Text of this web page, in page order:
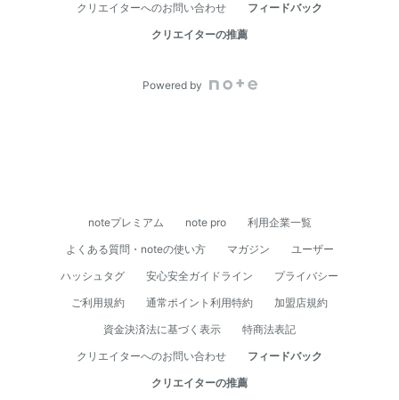
クリエイターへのお問い合わせ
フィードバック
クリエイターの推薦
Powered by
noteプレミアム note pro
利用企業一覧
よくある質問・noteの使い方
マガジン
ユーザー
ハッシュタグ
安心安全ガイドライン
プライバシー
ご利用規約
通常ポイント利用特約
加盟店規約
資⾦決済法に基づく表⽰
特商法表記
クリエイターへのお問い合わせ
フィードバック
クリエイターの推薦